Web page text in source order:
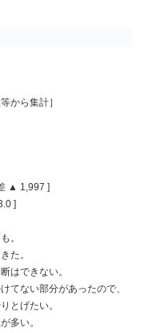
から集計］
▲ 1,997 ]
]
。
た。
はできない。
てない部分があったので、
とげたい。
多い。